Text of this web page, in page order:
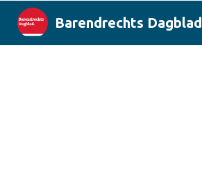
Barendrechts Dagblad